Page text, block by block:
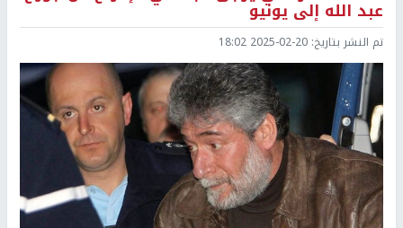
عبد الله إلى يونيو
تم النشر بتاريخ: 2025-02-20 18:02